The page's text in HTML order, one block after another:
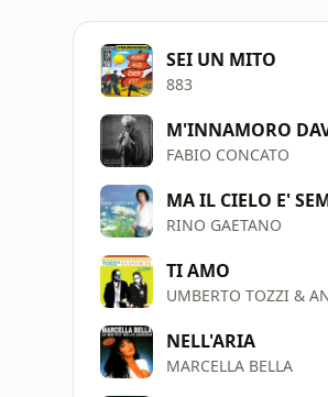
SEI UN MITO
883
M'INNAMORO
FABIO CONCATO
MA IL CIELO E'
RINO GAETANO
TI AMO
UMBERTO TOZZI &
NELL'ARIA
MARCELLA BELLA